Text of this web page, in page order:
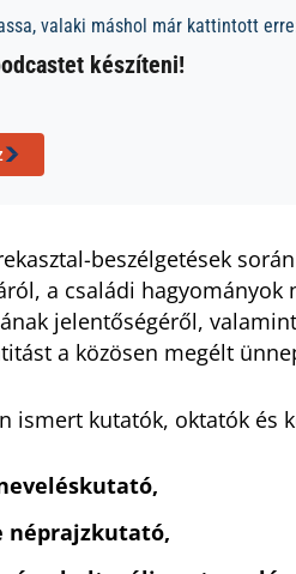
valaki máshol már kattintott
készíteni!
beszélgetések
a családi
jelentőségéről,
a közösen megélt
ismert kutatók, oktatók és
néprajzkutató,